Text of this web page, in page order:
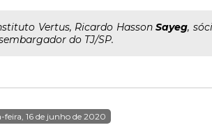
Vertus, Ricardo HassonSayeg,
do TJ/SP.
feira, 16 de junho de 2020